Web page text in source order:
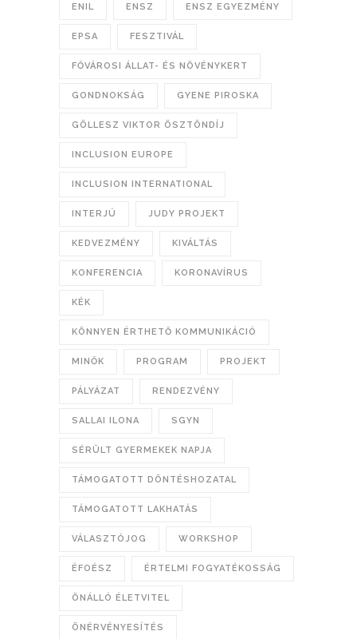
ENIL ENSZ ENSZ EGYEZMÉNY
EPSA FESZTIVÁL
FŐVÁROSI ÁLLAT- ÉS NÖVÉNYKERT
GONDNOKSÁG GYENE PIROSKA
GÖLLESZ VIKTOR ÖSZTÖNDÍJ
INCLUSION EUROPE
INCLUSION INTERNATIONAL
INTERJÚ JUDY PROJEKT
KEDVEZMÉNY KIVÁLTÁS
KONFERENCIA KORONAVÍRUS
KÉK
KÖNNYEN ÉRTHETŐ KOMMUNIKÁCIÓ
MINŐK PROGRAM PROJEKT
PÁLYÁZAT RENDEZVÉNY
SALLAI ILONA SGYN
SÉRÜLT GYERMEKEK NAPJA
TÁMOGATOTT DÖNTÉSHOZATAL
TÁMOGATOTT LAKHATÁS
VÁLASZTÓJOG WORKSHOP
ÉFOÉSZ ÉRTELMI FOGYATÉKOSSÁG
ÖNÁLLÓ ÉLETVITEL
ÖNÉRVÉNYESÍTÉS